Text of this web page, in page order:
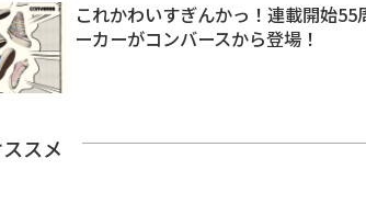
これかわいすぎんかっ！連載開始
ーカーがコンバースから登場！
スメ